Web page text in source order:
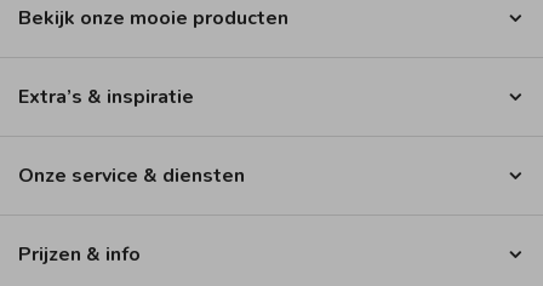
Bekijk onze mooie producten
Extra’s & inspiratie
Onze service & diensten
Prijzen & info